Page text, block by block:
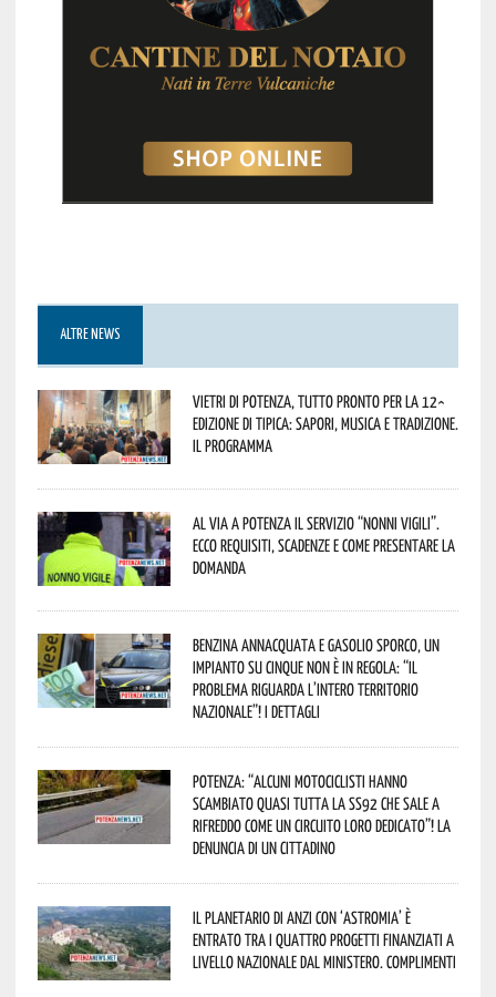
ALTRE NEWS
Vietri di Potenza, tutto pronto per la 12^
Edizione di Tipica: sapori, musica e tradizione.
Il programma
Al via a Potenza il servizio “Nonni Vigili”.
Ecco requisiti, scadenze e come presentare la
domanda
Benzina annacquata e gasolio sporco, un
impianto su cinque non è in regola: “il
problema riguarda l’intero territorio
Nazionale”! I dettagli
Potenza: “alcuni motociclisti hanno
scambiato quasi tutta la SS92 che sale a
Rifreddo come un circuito loro dedicato”! La
denuncia di un cittadino
Il Planetario di Anzi con ‘Astromia’ è
entrato tra i quattro progetti finanziati a
livello nazionale dal Ministero. Complimenti